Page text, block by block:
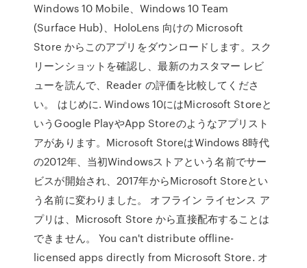
Windows 10 Mobile、Windows 10 Team
(Surface Hub)、HoloLens 向けの Microsoft
Store からこのアプリをダウンロードします。スク
リーンショットを確認し、最新のカスタマー レビ
ューを読んで、Reader の評価を比較してくださ
い。 はじめに. Windows 10にはMicrosoft Storeと
いうGoogle PlayやApp Storeのようなアプリスト
アがあります。Microsoft StoreはWindows 8時代
の2012年、当初Windowsストアという名前でサー
ビスが開始され、2017年からMicrosoft Storeとい
う名前に変わりました。 オフライン ライセンス ア
プリは、Microsoft Store から直接配布することは
できません。 You can't distribute offline-
licensed apps directly from Microsoft Store. オ